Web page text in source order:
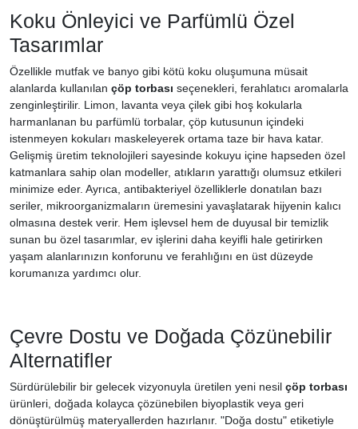
Koku Önleyici ve Parfümlü Özel
Tasarımlar
Özellikle mutfak ve banyo gibi kötü koku oluşumuna müsait
alanlarda kullanılan çöp torbası seçenekleri, ferahlatıcı aromalarla
zenginleştirilir. Limon, lavanta veya çilek gibi hoş kokularla
harmanlanan bu parfümlü torbalar, çöp kutusunun içindeki
istenmeyen kokuları maskeleyerek ortama taze bir hava katar.
Gelişmiş üretim teknolojileri sayesinde kokuyu içine hapseden özel
katmanlara sahip olan modeller, atıkların yarattığı olumsuz etkileri
minimize eder. Ayrıca, antibakteriyel özelliklerle donatılan bazı
seriler, mikroorganizmaların üremesini yavaşlatarak hijyenin kalıcı
olmasına destek verir. Hem işlevsel hem de duyusal bir temizlik
sunan bu özel tasarımlar, ev işlerini daha keyifli hale getirirken
yaşam alanlarınızın konforunu ve ferahlığını en üst düzeyde
korumanıza yardımcı olur.
Çevre Dostu ve Doğada Çözünebilir
Alternatifler
Sürdürülebilir bir gelecek vizyonuyla üretilen yeni nesil çöp torbası
ürünleri, doğada kolayca çözünebilen biyoplastik veya geri
dönüştürülmüş materyallerden hazırlanır. "Doğa dostu" etiketiyle